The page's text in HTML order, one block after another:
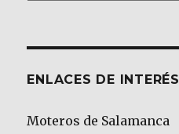
ENLACES DE INTERÉS
Moteros de Salamanca